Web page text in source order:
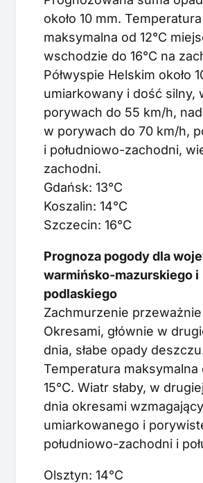
około 10 mm. Temperatura
maksymalna od 12°C
wschodzie do 16°C na
Półwyspie Helskim około
umiarkowany i dość silny,
porywach do 55 km/h,
w porywach do 70 km/h,
i południowo-zachodni,
zachodni.
Gdańsk: 13°C
Koszalin: 14°C
Szczecin: 16°C
Prognoza pogody dla
warmińsko-mazurskiego i
podlaskiego
Zachmurzenie
Okresami, głównie w
dnia, słabe opady
Temperatura maksymalna
15°C. Wiatr słaby, w
dnia okresami
umiarkowanego i
południowo-zachodni i
Olsztyn: 14°C